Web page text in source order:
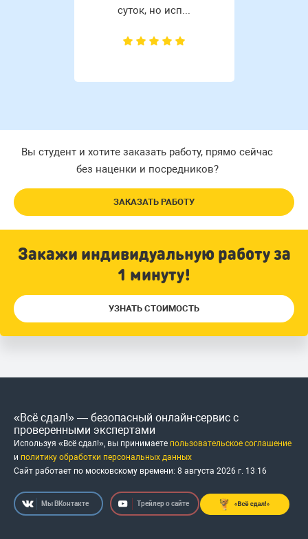
суток, но исп...
Вы студент и хотите заказать работу, прямо сейчас
без наценки и посредников?
ЗАКАЗАТЬ РАБОТУ
Закажи индивидуальную работу за
1 минуту!
УЗНАТЬ СТОИМОСТЬ
«Всё сдал!» — безопасный онлайн-сервис с
проверенными экспертами
Используя «Всё сдал!», вы принимаете пользовательское соглашение
и политику обработки персональных данных
Сайт работает по московскому времени: 8 августа 2026 г. 13:16
Мы ВКонтакте Трейлер о сайте